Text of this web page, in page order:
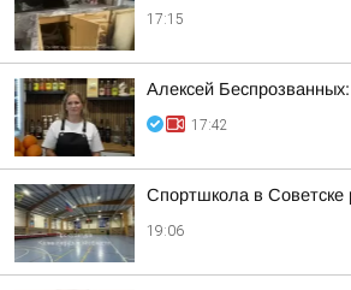
17:15
Алексей
17:42
Спортшкола в Советске
19:06